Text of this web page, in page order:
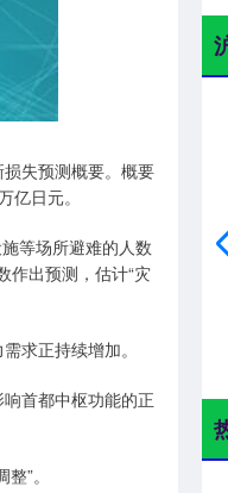
失预测概要。概要
日元。
等场所避难的人数
作出预测，估计“灾
求正持续增加。
首都中枢功能的正
”。
37.61